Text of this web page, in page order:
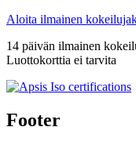
Aloita ilmainen
14 päivän ilmainen
Luottokorttia ei tarvita
Footer